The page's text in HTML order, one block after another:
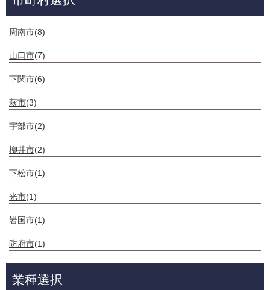
周南市(8)
山口市(7)
下関市(6)
萩市(3)
宇部市(2)
柳井市(2)
下松市(1)
光市(1)
岩国市(1)
防府市(1)
業種選択